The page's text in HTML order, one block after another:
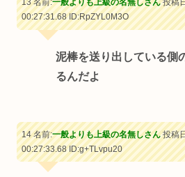
13 名前:一般よりも上級の名無しさん投稿
00:27:31.68ID:RpZYL0M3O
泥棒を送り出している側
るんだよ
14 名前:一般よりも上級の名無しさん投稿
00:27:33.68ID:g+TLvpu20